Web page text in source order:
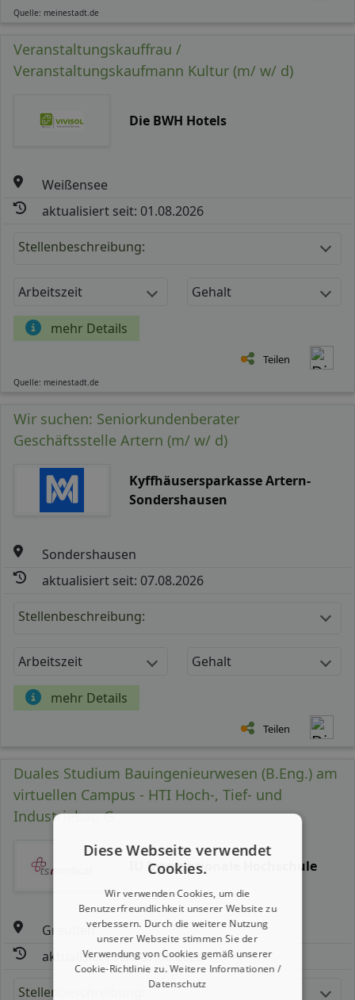
Quelle: meinestadt.de
Veranstaltungskauffrau /
Veranstaltungskaufmann Kultur (m/ w/ d)
Die BWH Hotels
Weißensee
aktualisiert seit: 01.08.2026
Stellenbeschreibung:
Arbeitszeit Gehalt
mehr Details
Teilen
Quelle: meinestadt.de
Wir suchen: Seniorkundenberater
Geschäftsstelle Artern (m/ w/ d)
Kyffhäusersparkasse Artern-
Sondershausen
Sondershausen
aktualisiert seit: 07.08.2026
Stellenbeschreibung:
Arbeitszeit Gehalt
mehr Details
Teilen
Duales Studium Bauingenieurwesen (B.Eng.) am
virtuellen Campus - HTI Hoch-, Tief- und
Industriebau G
IU Internationale Hochschule
Greußen
aktualisiert seit: 07.08.2026
Stellenbeschreibung:
Diese Webseite verwendet
Cookies.
Wir verwenden Cookies, um die
Benutzerfreundlichkeit unserer Website zu
verbessern. Durch die weitere Nutzung
unserer Webseite stimmen Sie der
Verwendung von Cookies gemäß unserer
Cookie-Richtlinie zu.Weitere Informationen /
Datenschutz